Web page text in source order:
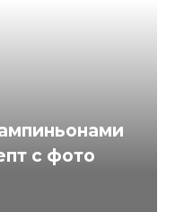
с фото